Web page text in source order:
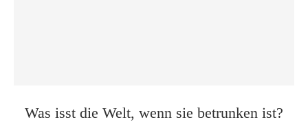
Was isst die Welt, wenn sie betrunken ist?